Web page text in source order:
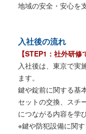
地域の安全・安心を
入社後の流れ
【STEP1：社外研修
入社後は、東京で実
ます。
鍵や錠前に関する基
セットの交換、スチ
につながる内容を学
※鍵や防犯設備に関